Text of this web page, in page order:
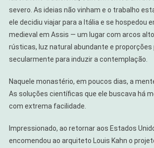
severo. As ideias não vinham e o trabalho
ele decidiu viajar para a Itália e se hospedou
medieval em Assis — um lugar com arcos
rústicas, luz natural abundante e proporções
secularmente para induzir a contemplação.
Naquele monastério, em poucos dias, a
As soluções científicas que ele buscava há
com extrema facilidade.
Impressionado, ao retornar aos Estados
encomendou ao arquiteto Louis Kahn o